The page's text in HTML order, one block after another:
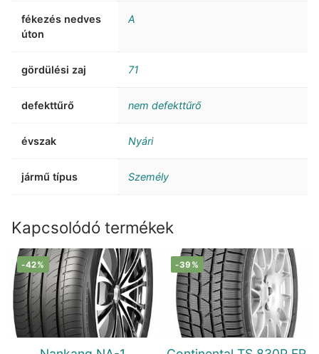
fékezés nedves
úton
A
gördülési zaj 71
defekttűrő nem defekttűrő
évszak Nyári
jármű típus Személy
Kapcsolódó termékek
-42% -39%